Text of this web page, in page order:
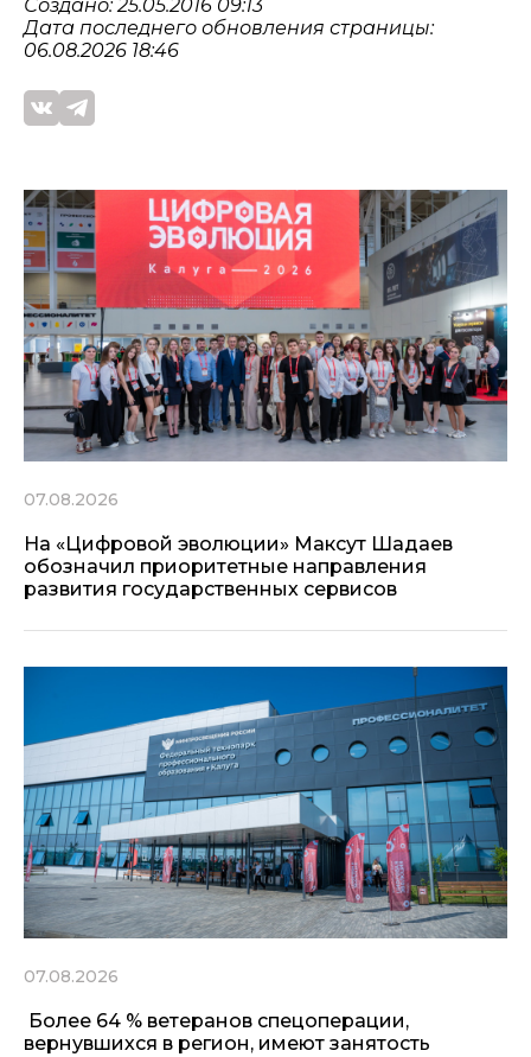
Создано: 25.05.2016 09:13
Дата последнего обновления страницы:
06.08.2026 18:46
07.08.2026
На «Цифровой эволюции» Максут Шадаев
обозначил приоритетные направления
развития государственных сервисов
07.08.2026
Более 64 % ветеранов спецоперации,
вернувшихся в регион, имеют занятость